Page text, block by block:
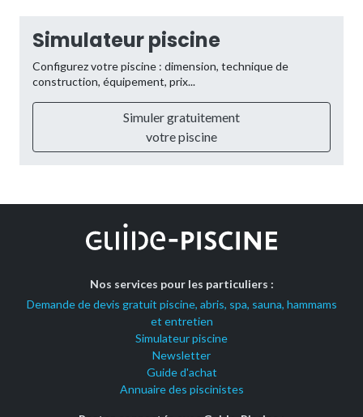
Simulateur piscine
Configurez votre piscine : dimension, technique de
construction, équipement, prix...
Simuler gratuitement
votre piscine
Nos services pour les particuliers :
Demande de devis gratuit piscine, abris, spa, sauna, hammams
et entretien
Simulateur piscine
Newsletter
Guide d'achat
Annuaire des piscinistes